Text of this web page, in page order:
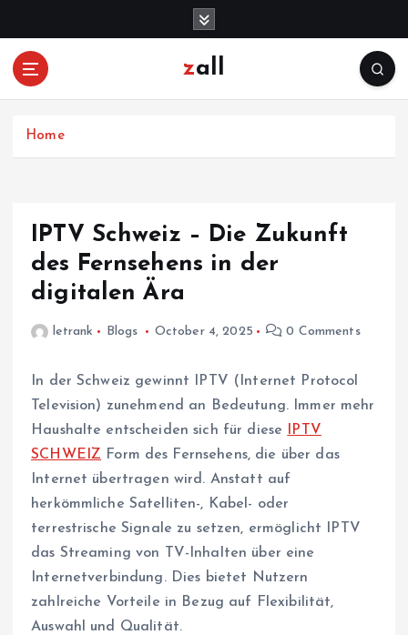
zall
Home
IPTV Schweiz – Die Zukunft
des Fernsehens in der
digitalen Ära
letrank Blogs October 4, 2025 0 Comments
In der Schweiz gewinnt IPTV (Internet Protocol
Television) zunehmend an Bedeutung. Immer mehr
Haushalte entscheiden sich für diese
IPTV
SCHWEIZ Form des Fernsehens, die über das
Internet übertragen wird. Anstatt auf
herkömmliche Satelliten-, Kabel- oder
terrestrische Signale zu setzen, ermöglicht IPTV
das Streaming von TV-Inhalten über eine
Internetverbindung. Dies bietet Nutzern
zahlreiche Vorteile in Bezug auf Flexibilität,
Auswahl und Qualität.